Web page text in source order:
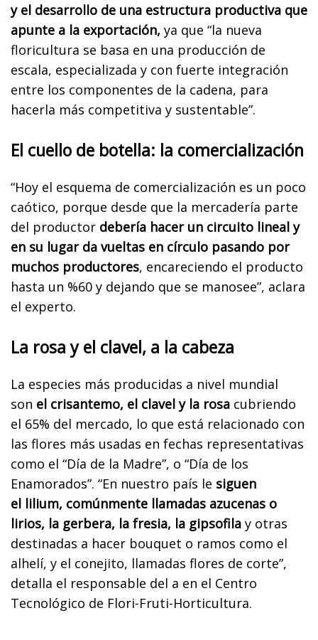
y el desarrollo de una estructura productiva que
apunte a la exportación, ya que “la nueva
floricultura se basa en una producción de
escala, especializada y con fuerte integración
entre los componentes de la cadena, para
hacerla más competitiva y sustentable”.
El cuello de botella: la comercialización
“Hoy el esquema de comercialización es un poco
caótico, porque desde que la mercadería parte
del productor debería hacer un circuito lineal y
en su lugar da vueltas en círculo pasando por
muchos productores, encareciendo el producto
hasta un %60 y dejando que se manosee”, aclara
el experto.
La rosa y el clavel, a la cabeza
La especies más producidas a nivel mundial
son el crisantemo, el clavel y la rosa cubriendo
el 65% del mercado, lo que está relacionado con
las flores más usadas en fechas representativas
como el “Día de la Madre”, o “Día de los
Enamorados”. “En nuestro país le siguen
el lilium, comúnmente llamadas azucenas o
lirios, la gerbera, la fresia, la gipsofila y otras
destinadas a hacer bouquet o ramos como el
alhelí, y el conejito, llamadas flores de corte”,
detalla el responsable del a en el Centro
Tecnológico de Flori-Fruti-Horticultura.